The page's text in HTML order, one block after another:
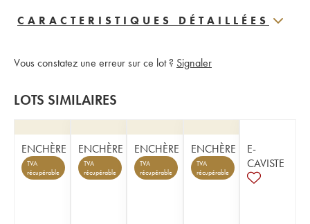
CARACTERISTIQUES DÉTAILLÉES
Vous constatez une erreur sur ce lot ? Signaler
LOTS SIMILAIRES
ENCHÈRE
TVA
récupérable
ENCHÈRE
TVA
récupérable
ENCHÈRE
TVA
récupérable
ENCHÈRE
TVA
récupérable
E-
CAVISTE